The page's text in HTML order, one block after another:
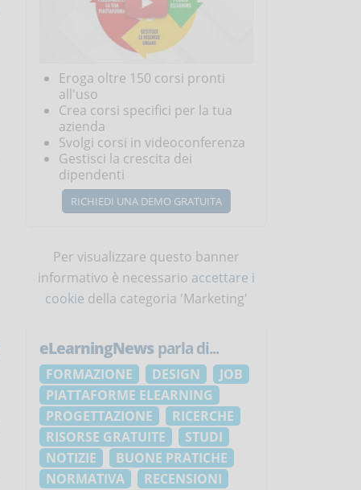
Eroga oltre 150 corsi pronti
all'uso
Crea corsi specifici per la tua
azienda
Svolgi corsi in videoconferenza
Gestisci la crescita dei
dipendenti
RICHIEDI UNA DEMO GRATUITA
Per visualizzare questo banner
informativo è necessario accettare i
cookie della categoria 'Marketing'
eLearningNews parla di...
FORMAZIONE DESIGN
JOB
PIATTAFORME ELEARNING
PROGETTAZIONE
RICERCHE
RISORSE GRATUITE
STUDI
NOTIZIE
BUONE PRATICHE
NORMATIVA
RECENSIONI